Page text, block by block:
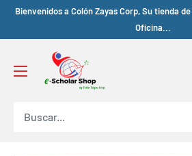
Bienvenidos a Colón Zayas Corp, Su tienda
Oficina...